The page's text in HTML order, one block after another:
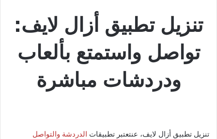
تنزيل تطبيق أزال لايف:
تواصل واستمتع بألعاب
ودردشات مباشرة
تنزيل تطبيق أزال لايف، عنتعتبر تطبيقات الدردشة والتواصل